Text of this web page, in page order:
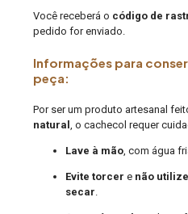
Você receberá o código de
pedido for enviado.
Informações para
peça:
Por ser um produto artesanal
natural , o cachecol requer
Lave à mão , com água
Evite torcer e não
secar